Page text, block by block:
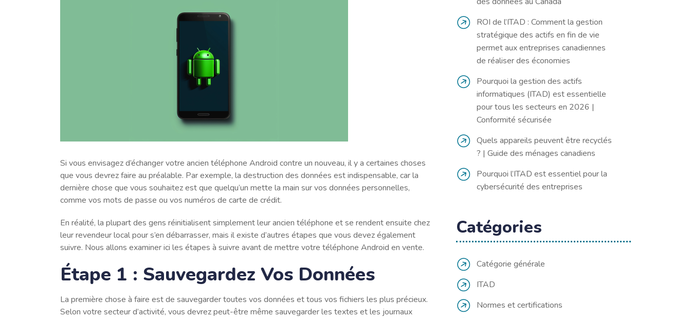
Si vous envisagez d’échanger votre ancien téléphone Android contre un nouveau, il y a certaines choses
que vous devrez faire au préalable. Par exemple, la destruction des données est indispensable, car la
dernière chose que vous souhaitez est que quelqu’un mette la main sur vos données personnelles,
comme vos mots de passe ou vos numéros de carte de crédit.
En réalité, la plupart des gens réinitialisent simplement leur ancien téléphone et se rendent ensuite chez
leur revendeur local pour s’en débarrasser, mais il existe d’autres étapes que vous devez également
suivre. Nous allons examiner ici les étapes à suivre avant de mettre votre téléphone Android en vente.
Étape 1 : Sauvegardez Vos Données
La première chose à faire est de sauvegarder toutes vos données et tous vos fichiers les plus précieux.
Selon votre secteur d’activité, vous devrez peut-être même sauvegarder les textes et les journaux
ROI de l’ITAD : Comment la gestion
stratégique des actifs en fin de vie
permet aux entreprises canadiennes
de réaliser des économies
Pourquoi la gestion des actifs
informatiques (ITAD) est essentielle
pour tous les secteurs en 2026 |
Conformité sécurisée
Quels appareils peuvent être recyclés
? | Guide des ménages canadiens
Pourquoi l’ITAD est essentiel pour la
cybersécurité des entreprises
Catégories
Catégorie générale
ITAD
Normes et certifications